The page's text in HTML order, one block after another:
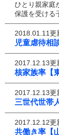
ひとり親家庭
保護を受ける
2018.01.11更
児童虐待相
2017.12.13更
核家族率【
2017.12.13更
三世代世帯
2017.12.12更
共働き率【